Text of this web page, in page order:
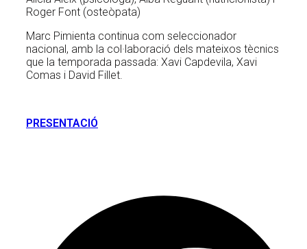
Roger Font (osteòpata)
Marc Pimienta continua com seleccionador
nacional, amb la col·laboració dels mateixos tècnics
que la temporada passada: Xavi Capdevila, Xavi
Comas i David Fillet.
PRESENTACIÓ